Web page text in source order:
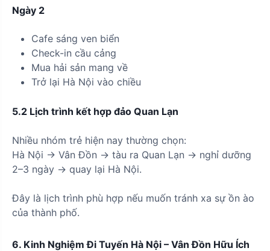
Ngày 2
Cafe sáng ven biển
Check-in cầu cảng
Mua hải sản mang về
Trở lại Hà Nội vào chiều
5.2 Lịch trình kết hợp đảo Quan Lạn
Nhiều nhóm trẻ hiện nay thường chọn:
Hà Nội → Vân Đồn → tàu ra Quan Lạn → nghỉ dưỡng
2–3 ngày → quay lại Hà Nội.
Đây là lịch trình phù hợp nếu muốn tránh xa sự ồn ào
của thành phố.
6. Kinh Nghiệm Đi Tuyến Hà Nội – Vân Đồn Hữu Ích